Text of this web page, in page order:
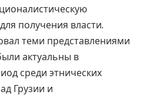
получения власти.
теми представлениями
актуальны в
среди этнических
Грузии и